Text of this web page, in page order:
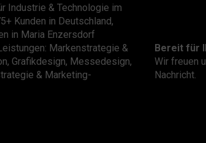
Industrie & Technologie im
Kunden in Deutschland,
in Maria Enzersdorf
Markenstrategie &
Grafikdesign, Messedesign,
& Marketing-
Bereit für
Wir freuen
Nachricht.